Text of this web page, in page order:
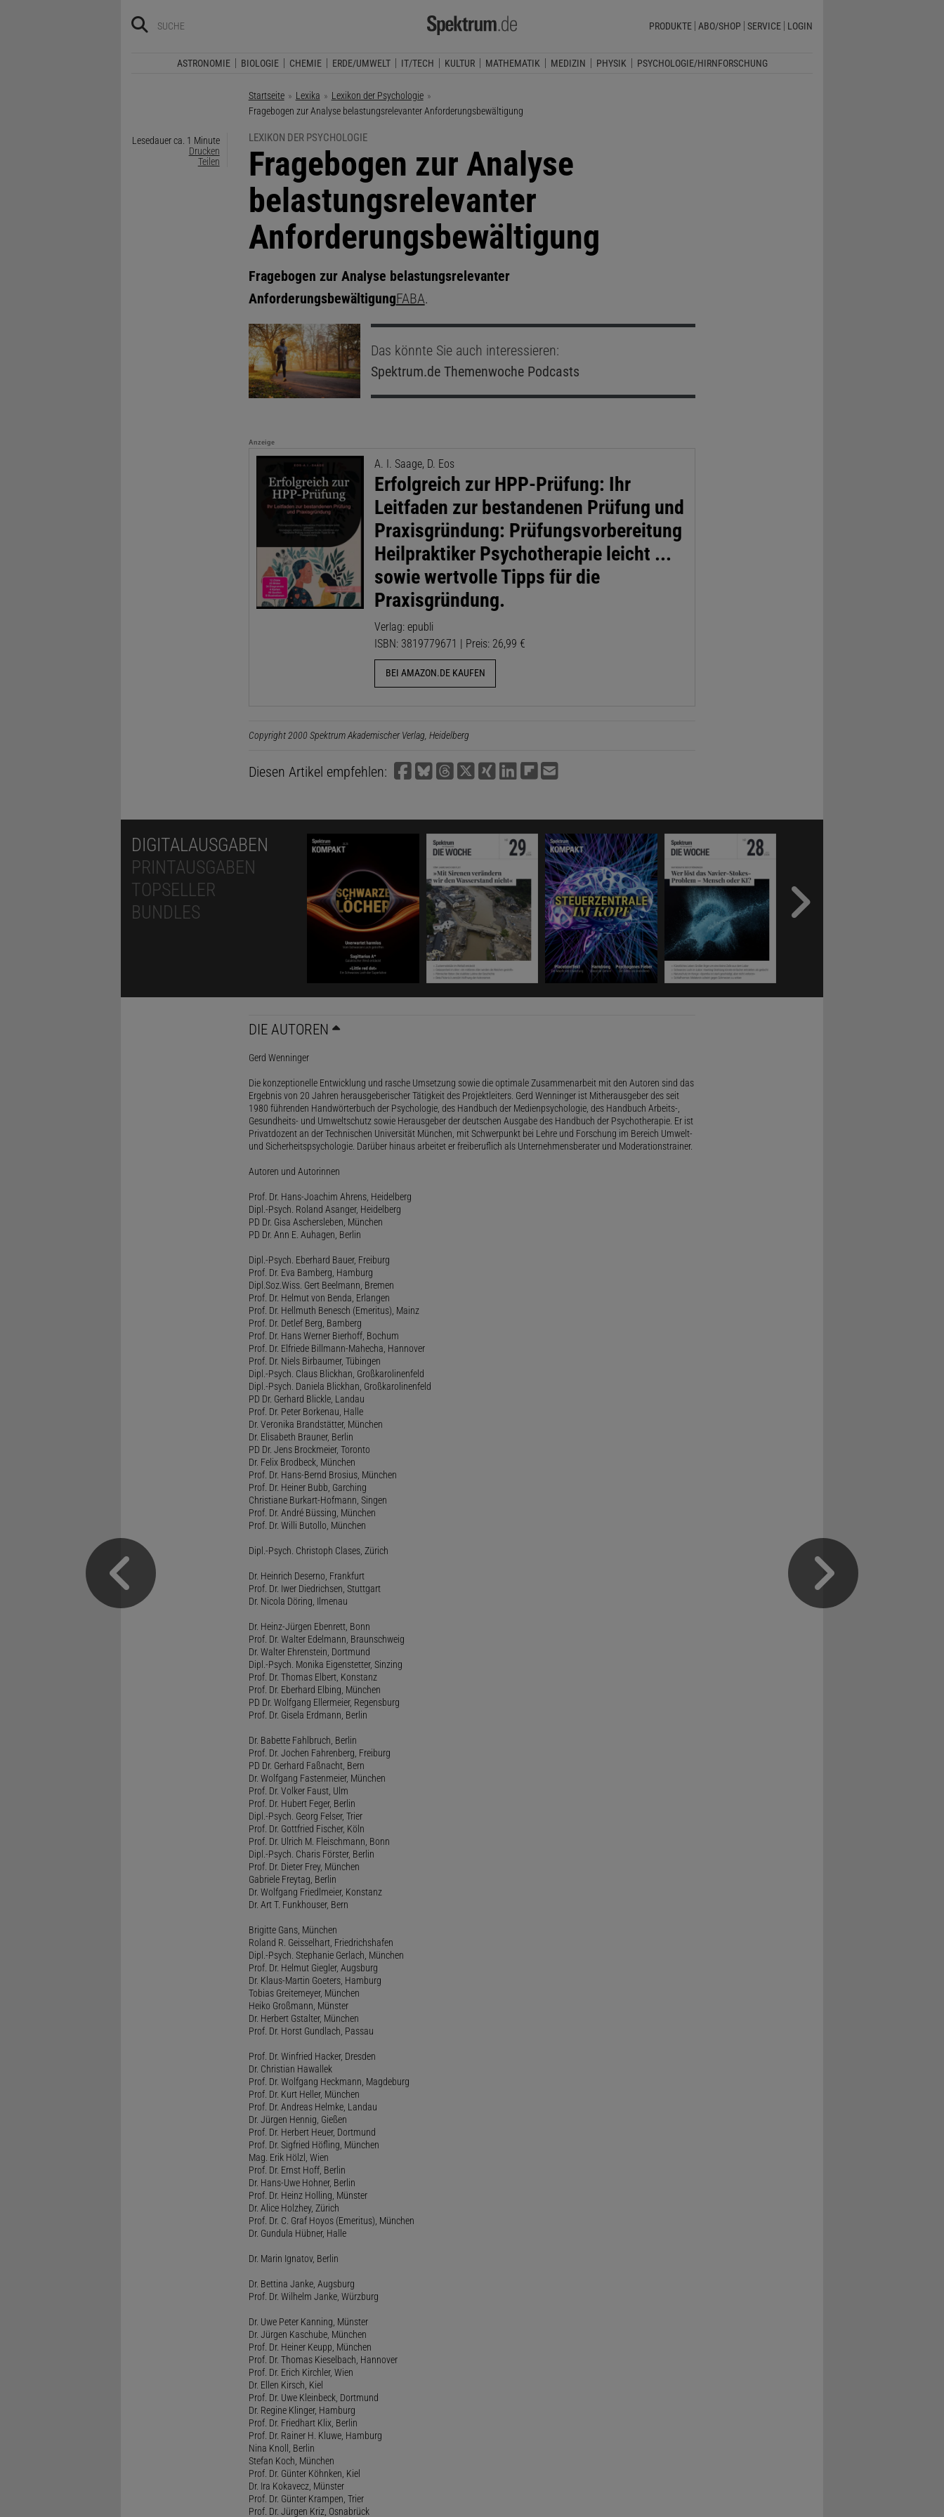
PRODUKTE ABO/SHOP SERVICE LOGIN
ASTRONOMIE BIOLOGIE CHEMIE ERDE/UMWELT IT/TECH KULTUR MATHEMATIK MEDIZIN PHYSIK PSYCHOLOGIE/HIRNFORSCHUNG
Startseite Lexika
Lexikon der Psychologie
Aktuelle Seite:
Fragebogen zur Analyse belastungsrelevanter Anforderungsbewältigung
Lesedauer ca. 1 Minute
Drucken
Teilen
LEXIKON DER PSYCHOLOGIE
:
Fragebogen zur Analyse
belastungsrelevanter
Anforderungsbewältigung
Fragebogen zur Analyse belastungsrelevanter
AnforderungsbewältigungFABA.
Das könnte Sie auch interessieren:
Spektrum.deThemenwoche Podcasts
Anzeige
A. I. Saage, D. Eos
Erfolgreich zur HPP-Prüfung: Ihr
Leitfaden zur bestandenen Prüfung und
Praxisgründung: Prüfungsvorbereitung
Heilpraktiker Psychotherapie leicht ...
sowie wertvolle Tipps für die
Praxisgründung.
Verlag: epubli
ISBN: 3819779671 | Preis: 26,99 €
BEI AMAZON.DE KAUFEN
Copyright 2000 Spektrum Akademischer Verlag, Heidelberg
Diesen Artikel empfehlen:
DIGITALAUSGABEN
PRINTAUSGABEN
TOPSELLER
BUNDLES
DIE AUTOREN
Gerd Wenninger
Die konzeptionelle Entwicklung und rasche Umsetzung sowie die optimale Zusammenarbeit mit den Autoren sind das
Ergebnis von 20 Jahren herausgeberischer Tätigkeit des Projektleiters. Gerd Wenninger ist Mitherausgeber des seit
1980 führenden Handwörterbuch der Psychologie, des Handbuch der Medienpsychologie, des Handbuch Arbeits-,
Gesundheits- und Umweltschutz sowie Herausgeber der deutschen Ausgabe des Handbuch der Psychotherapie. Er ist
Privatdozent an der Technischen Universität München, mit Schwerpunkt bei Lehre und Forschung im Bereich Umwelt-
und Sicherheitspsychologie. Darüber hinaus arbeitet er freiberuflich als Unternehmensberater und Moderationstrainer.
Autoren und Autorinnen
Prof. Dr. Hans-Joachim Ahrens, Heidelberg
Dipl.-Psych. Roland Asanger, Heidelberg
PD Dr. Gisa Aschersleben, München
PD Dr. Ann E. Auhagen, Berlin
Dipl.-Psych. Eberhard Bauer, Freiburg
Prof. Dr. Eva Bamberg, Hamburg
Dipl.Soz.Wiss. Gert Beelmann, Bremen
Prof. Dr. Helmut von Benda, Erlangen
Prof. Dr. Hellmuth Benesch (Emeritus), Mainz
Prof. Dr. Detlef Berg, Bamberg
Prof. Dr. Hans Werner Bierhoff, Bochum
Prof. Dr. Elfriede Billmann-Mahecha, Hannover
Prof. Dr. Niels Birbaumer, Tübingen
Dipl.-Psych. Claus Blickhan, Großkarolinenfeld
Dipl.-Psych. Daniela Blickhan, Großkarolinenfeld
PD Dr. Gerhard Blickle, Landau
Prof. Dr. Peter Borkenau, Halle
Dr. Veronika Brandstätter, München
Dr. Elisabeth Brauner, Berlin
PD Dr. Jens Brockmeier, Toronto
Dr. Felix Brodbeck, München
Prof. Dr. Hans-Bernd Brosius, München
Prof. Dr. Heiner Bubb, Garching
Christiane Burkart-Hofmann, Singen
Prof. Dr. André Büssing, München
Prof. Dr. Willi Butollo, München
Dipl.-Psych. Christoph Clases, Zürich
Dr. Heinrich Deserno, Frankfurt
Prof. Dr. Iwer Diedrichsen, Stuttgart
Dr. Nicola Döring, Ilmenau
Dr. Heinz-Jürgen Ebenrett, Bonn
Prof. Dr. Walter Edelmann, Braunschweig
Dr. Walter Ehrenstein, Dortmund
Dipl.-Psych. Monika Eigenstetter, Sinzing
Prof. Dr. Thomas Elbert, Konstanz
Prof. Dr. Eberhard Elbing, München
PD Dr. Wolfgang Ellermeier, Regensburg
Prof. Dr. Gisela Erdmann, Berlin
Dr. Babette Fahlbruch, Berlin
Prof. Dr. Jochen Fahrenberg, Freiburg
PD Dr. Gerhard Faßnacht, Bern
Dr. Wolfgang Fastenmeier, München
Prof. Dr. Volker Faust, Ulm
Prof. Dr. Hubert Feger, Berlin
Dipl.-Psych. Georg Felser, Trier
Prof. Dr. Gottfried Fischer, Köln
Prof. Dr. Ulrich M. Fleischmann, Bonn
Dipl.-Psych. Charis Förster, Berlin
Prof. Dr. Dieter Frey, München
Gabriele Freytag, Berlin
Dr. Wolfgang Friedlmeier, Konstanz
Dr. Art T. Funkhouser, Bern
Brigitte Gans, München
Roland R. Geisselhart, Friedrichshafen
Dipl.-Psych. Stephanie Gerlach, München
Prof. Dr. Helmut Giegler, Augsburg
Dr. Klaus-Martin Goeters, Hamburg
Tobias Greitemeyer, München
Heiko Großmann, Münster
Dr. Herbert Gstalter, München
Prof. Dr. Horst Gundlach, Passau
Prof. Dr. Winfried Hacker, Dresden
Dr. Christian Hawallek
Prof. Dr. Wolfgang Heckmann, Magdeburg
Prof. Dr. Kurt Heller, München
Prof. Dr. Andreas Helmke, Landau
Dr. Jürgen Hennig, Gießen
Prof. Dr. Herbert Heuer, Dortmund
Prof. Dr. Sigfried Höfling, München
Mag. Erik Hölzl, Wien
Prof. Dr. Ernst Hoff, Berlin
Dr. Hans-Uwe Hohner, Berlin
Prof. Dr. Heinz Holling, Münster
Dr. Alice Holzhey, Zürich
Prof. Dr. C. Graf Hoyos (Emeritus), München
Dr. Gundula Hübner, Halle
Dr. Marin Ignatov, Berlin
Dr. Bettina Janke, Augsburg
Prof. Dr. Wilhelm Janke, Würzburg
Dr. Uwe Peter Kanning, Münster
Dr. Jürgen Kaschube, München
Prof. Dr. Heiner Keupp, München
Prof. Dr. Thomas Kieselbach, Hannover
Prof. Dr. Erich Kirchler, Wien
Dr. Ellen Kirsch, Kiel
Prof. Dr. Uwe Kleinbeck, Dortmund
Dr. Regine Klinger, Hamburg
Prof. Dr. Friedhart Klix, Berlin
Prof. Dr. Rainer H. Kluwe, Hamburg
Nina Knoll, Berlin
Stefan Koch, München
Prof. Dr. Günter Köhnken, Kiel
Dr. Ira Kokavecz, Münster
Prof. Dr. Günter Krampen, Trier
Prof. Dr. Jürgen Kriz, Osnabrück